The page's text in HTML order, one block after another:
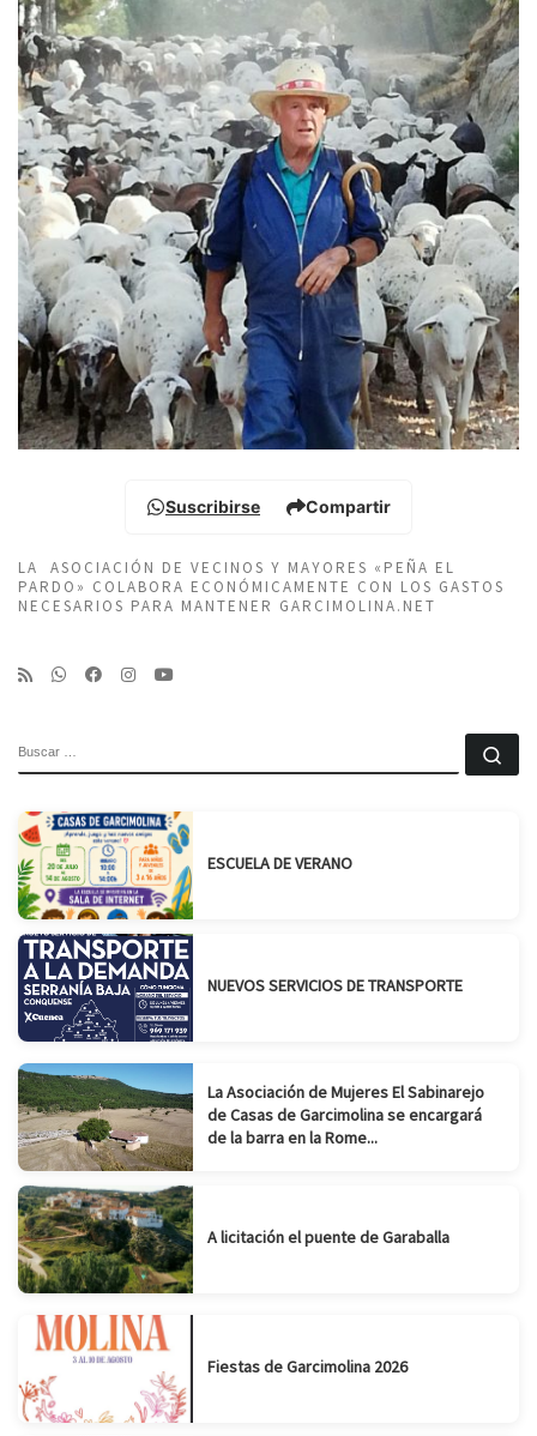
Suscribirse Compartir
LA ASOCIACIÓN DE VECINOS Y MAYORES «PEÑA EL
PARDO» COLABORA ECONÓMICAMENTE CON LOS GASTOS
NECESARIOS PARA MANTENER GARCIMOLINA.NET
ESCUELA DE VERANO
NUEVOS SERVICIOS DE TRANSPORTE
La Asociación de Mujeres El Sabinarejo
de Casas de Garcimolina se encargará
de la barra en la Rome...
A licitación el puente de Garaballa
Fiestas de Garcimolina 2026